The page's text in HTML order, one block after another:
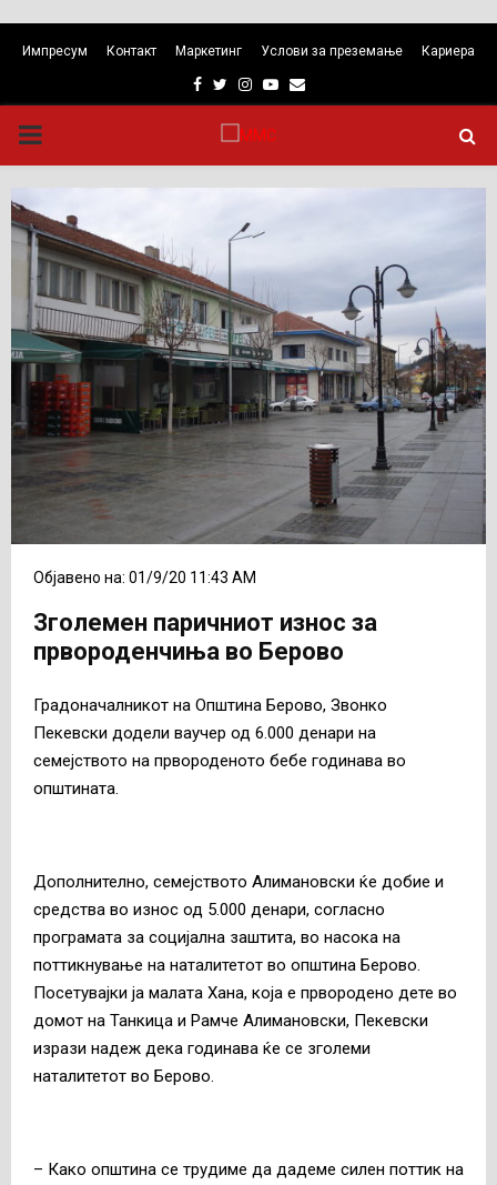
Импресум Контакт Маркетинг Услови за преземање Кариера
Facebook
TwitterInstagram
Youtube
Email
PRIMARY
MENU
Објавено на: 01/9/20 11:43 AM
Зголемен паричниот износ за
првороденчиња во Берово
Градоначалникот на Општина Берово, Звонко
Пекевски додели ваучер од 6.000 денари на
семејството на првороденото бебе годинава во
општината.
Дополнително, семејството Алимановски ќе добие и
средства во износ од 5.000 денари, согласно
програмата за социјална заштита, во насока на
поттикнување на наталитетот во општина Берово.
Посетувајки ја малата Хана, која е првородено дете во
домот на Танкица и Рамче Алимановски, Пекевски
изрази надеж дека годинава ќе се зголеми
наталитетот во Берово.
– Како општина се трудиме да дадеме силен поттик на